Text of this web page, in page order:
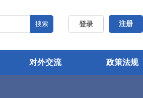
登录 注册
搜索
对外交流 政策法规